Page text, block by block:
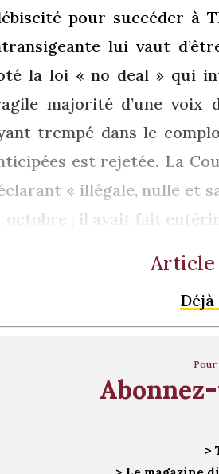
pour succéder à
lui vaut
la loi « no deal » qui
majorité d’une voix
trempé dans le
est rejetée. La
« illégale, nulle et
octobre ; il avait fait
Article
Déjà
Pour
>